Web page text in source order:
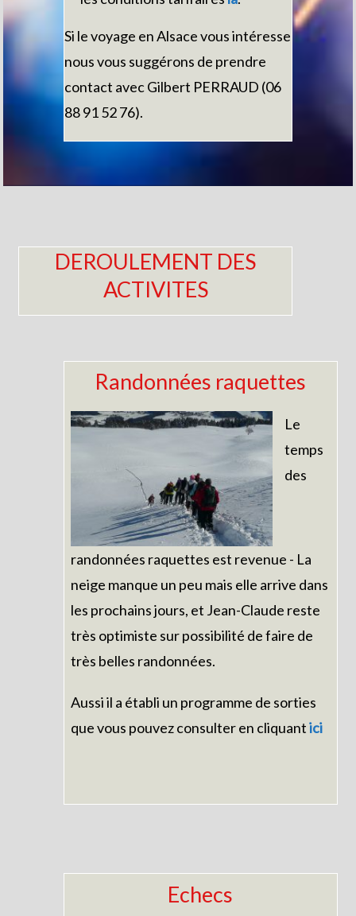
Si le voyage en Alsace vous intéresse
nous vous suggérons de prendre
contact avec Gilbert PERRAUD (06
88 91 52 76).
DEROULEMENT DES
ACTIVITES
Randonnées raquettes
Le
temps
des
randonnées raquettes est revenue - La
neige manque un peu mais elle arrive dans
les prochains jours, et Jean-Claude reste
très optimiste sur possibilité de faire de
très belles randonnées.
Aussi il a établi un programme de sorties
que vous pouvez consulter en cliquantici
Echecs